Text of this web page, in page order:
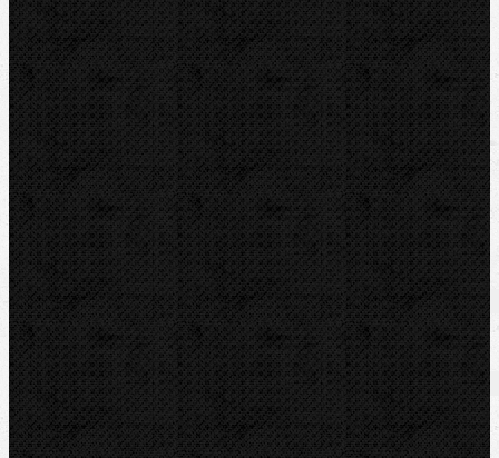
Zařazení
Hasáky, kleště, klíče
Hasáky, kleště, klíče / Hasáky
Komentáře
Přidat komentář